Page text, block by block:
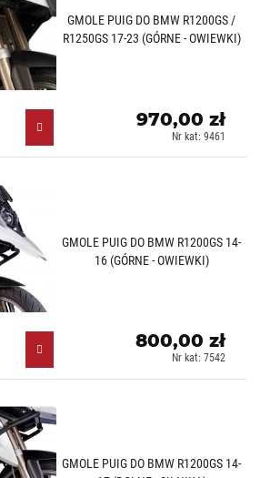
GMOLE PUIG DO BMW R1200GS /
R1250GS 17-23 (GÓRNE - OWIEWKI)
970,00 zł
Nr kat: 9461
GMOLE PUIG DO BMW R1200GS 14-
16 (GÓRNE - OWIEWKI)
800,00 zł
Nr kat: 7542
GMOLE PUIG DO BMW R1200GS 14-